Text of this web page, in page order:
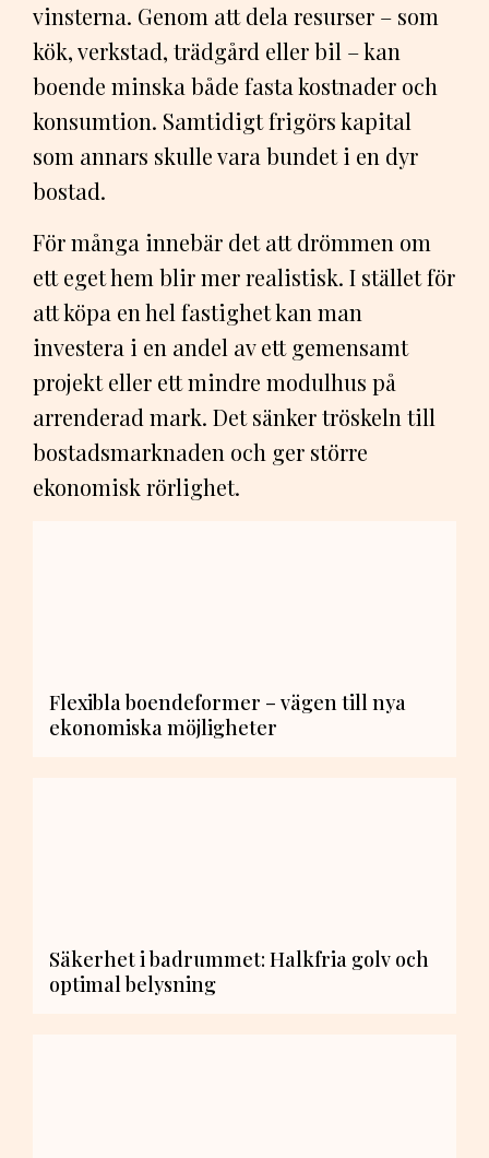
vinsterna. Genom att dela resurser – som
kök, verkstad, trädgård eller bil – kan
boende minska både fasta kostnader och
konsumtion. Samtidigt frigörs kapital
som annars skulle vara bundet i en dyr
bostad.
För många innebär det att drömmen om
ett eget hem blir mer realistisk. I stället för
att köpa en hel fastighet kan man
investera i en andel av ett gemensamt
projekt eller ett mindre modulhus på
arrenderad mark. Det sänker tröskeln till
bostadsmarknaden och ger större
ekonomisk rörlighet.
Flexibla boendeformer – vägen till nya
ekonomiska möjligheter
Säkerhet i badrummet: Halkfria golv och
optimal belysning